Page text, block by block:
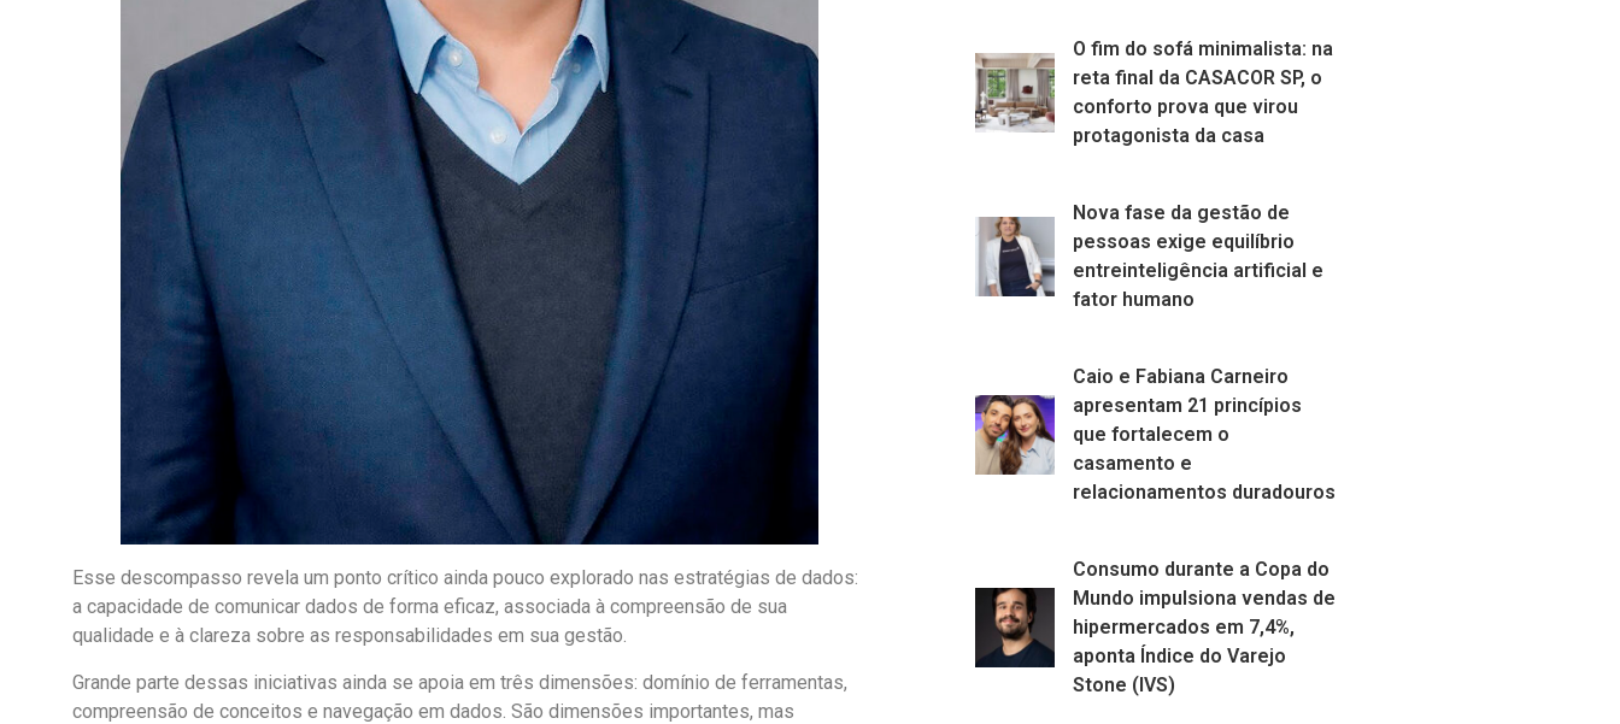
Esse descompasso revela um ponto crítico ainda pouco explorado nas estratégias de dados:
a capacidade de comunicar dados de forma eficaz, associada à compreensão de sua
qualidade e à clareza sobre as responsabilidades em sua gestão.
Grande parte dessas iniciativas ainda se apoia em três dimensões: domínio de ferramentas,
compreensão de conceitos e navegação em dados. São dimensões importantes, mas
O fim do sofá minimalista: na
reta final da CASACOR SP, o
conforto prova que virou
protagonista da casa
Nova fase da gestão de
pessoas exige equilíbrio
entreinteligência artificial e
fator humano
Caio e Fabiana Carneiro
apresentam 21 princípios
que fortalecem o
casamento e
relacionamentos duradouros
Consumo durante a Copa do
Mundo impulsiona vendas de
hipermercados em 7,4%,
aponta Índice do Varejo
Stone (IVS)